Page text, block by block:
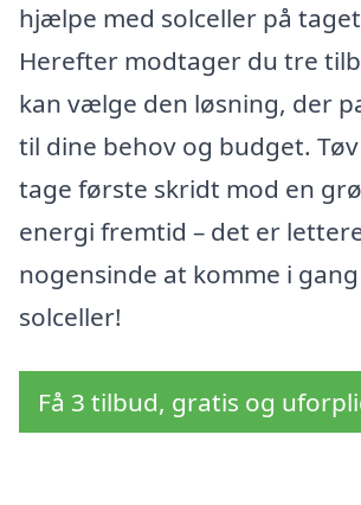
hjælpe med solceller på
Herefter modtager du tre
kan vælge den løsning, der
til dine behov og budget.
tage første skridt mod en
energi fremtid – det er
nogensinde at komme i
solceller!
Få 3 tilbud, gratis og